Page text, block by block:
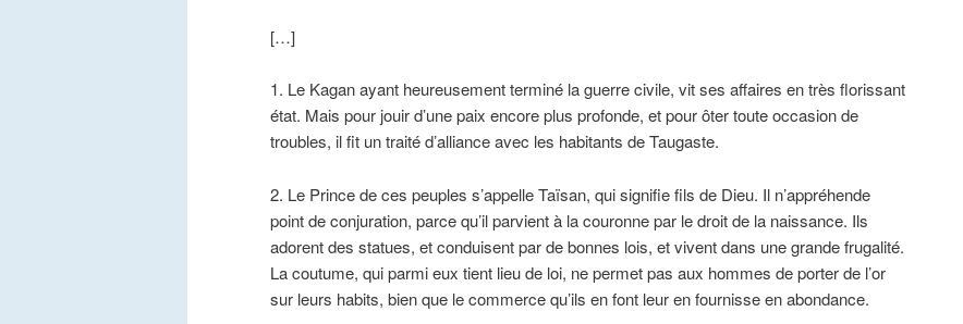
[…]
1. Le Kagan ayant heureusement terminé la guerre civile, vit ses affaires en très florissant
état. Mais pour jouir d’une paix encore plus profonde, et pour ôter toute occasion de
troubles, il fit un traité d’alliance avec les habitants de Taugaste.
2. Le Prince de ces peuples s’appelle Taïsan, qui signifie fils de Dieu. Il n’appréhende
point de conjuration, parce qu’il parvient à la couronne par le droit de la naissance. Ils
adorent des statues, et conduisent par de bonnes lois, et vivent dans une grande frugalité.
La coutume, qui parmi eux tient lieu de loi, ne permet pas aux hommes de porter de l’or
sur leurs habits, bien que le commerce qu’ils en font leur en fournisse en abondance.